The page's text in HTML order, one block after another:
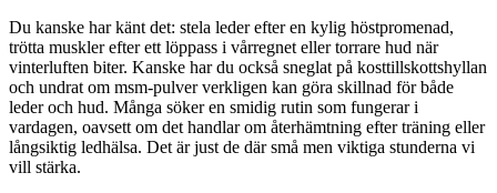
Du kanske har känt det: stela leder efter en kylig höstpromenad,
trötta muskler efter ett löppass i vårregnet eller torrare hud när
vinterluften biter. Kanske har du också sneglat på kosttillskottshyllan
och undrat om msm-pulver verkligen kan göra skillnad för både
leder och hud. Många söker en smidig rutin som fungerar i
vardagen, oavsett om det handlar om återhämtning efter träning eller
långsiktig ledhälsa. Det är just de där små men viktiga stunderna vi
vill stärka.